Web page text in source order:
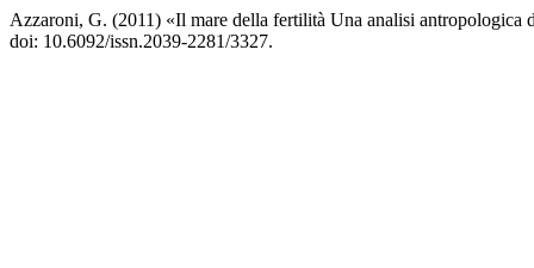
Azzaroni, G. (2011) «Il mare della fertilità Una analisi
doi: 10.6092/issn.2039-2281/3327.